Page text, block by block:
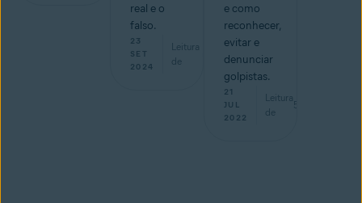
real e o
falso.
23
SET
2024
Leitura
de
e como
reconhecer,
evitar e
denunciar
golpistas.
21
JUL
2022
Leitura
de
5